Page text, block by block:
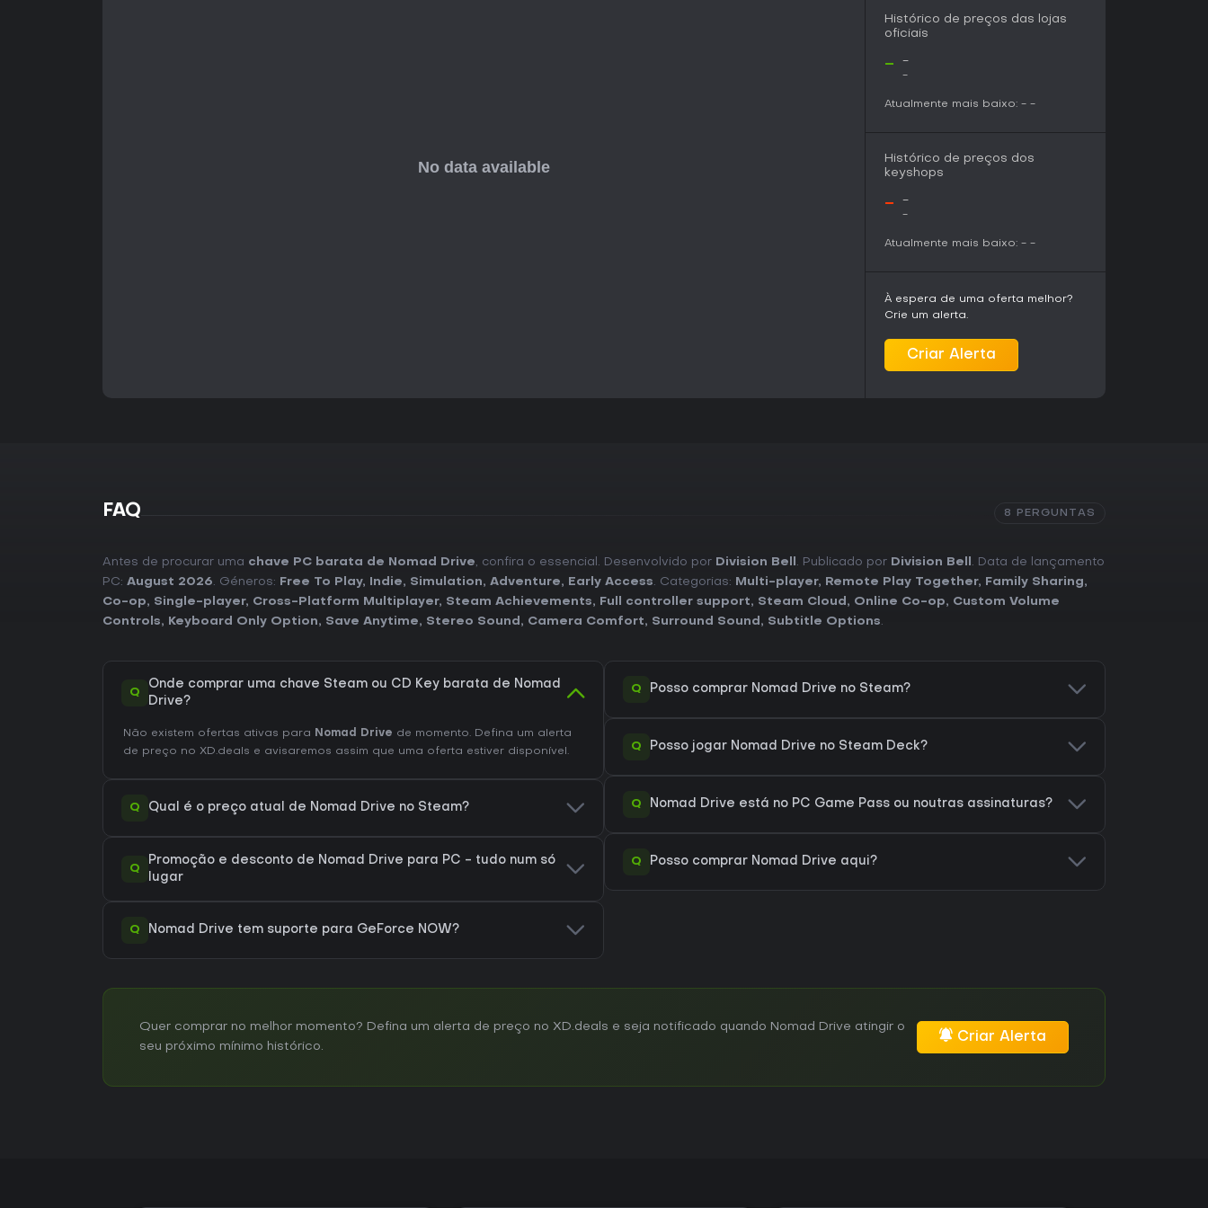
Histórico de preços das lojas
oficiais
- -
-
Atualmente mais baixo: - -
Histórico de preços dos
keyshops
- -
-
Atualmente mais baixo: - -
À espera de uma oferta melhor?
Crie um alerta.
Criar Alerta
FAQ 8 PERGUNTAS
Antes de procurar uma chave PC barata de Nomad Drive, confira o essencial. Desenvolvido por Division Bell . Publicado por Division Bell . Data de lançamento
PC: August 2026. Géneros: Free To Play, Indie, Simulation, Adventure, Early Access. Categorias: Multi-player, Remote Play Together, Family Sharing,
Co-op, Single-player, Cross-Platform Multiplayer, Steam Achievements, Full controller support, Steam Cloud , Online Co-op, Custom Volume
Controls, Keyboard Only Option, Save Anytime, Stereo Sound , Camera Comfort, Surround Sound , Subtitle Options.
Q
Onde comprar uma chave Steam ou CD Key barata de Nomad
Drive?
Não existem ofertas ativas para Nomad Drive de momento. Defina um alerta
de preço no XD.deals e avisaremos assim que uma oferta estiver disponível.
Q Qual é o preço atual de Nomad Drive no Steam?
Q
Promoção e desconto de Nomad Drive para PC - tudo num só
lugar
Q Nomad Drive tem suporte para GeForce NOW?
Q Posso comprar Nomad Drive no Steam?
Q Posso jogar Nomad Drive no Steam Deck?
Q Nomad Drive está no PC Game Pass ou noutras assinaturas?
Q Posso comprar Nomad Drive aqui?
Quer comprar no melhor momento? Defina um alerta de preço no XD.deals e seja notificado quando Nomad Drive atingir o
seu próximo mínimo histórico.
Criar Alerta